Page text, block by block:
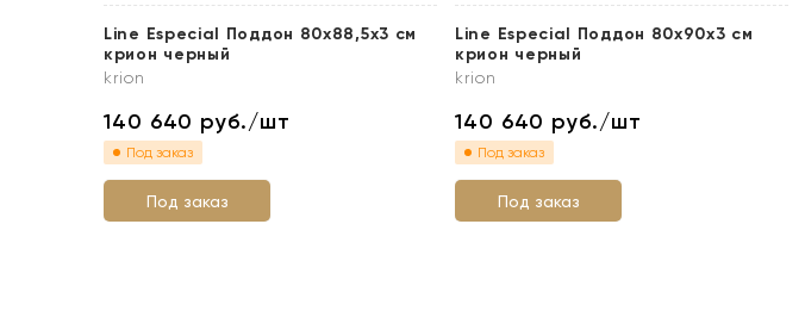
Line Especial Поддон 80x88,5x3 см
крион черный
krion
140 640 руб./шт
Под заказ
Под заказ
Line Especial Поддон 80x90х3 см
крион черный
krion
140 640 руб./шт
Под заказ
Под заказ